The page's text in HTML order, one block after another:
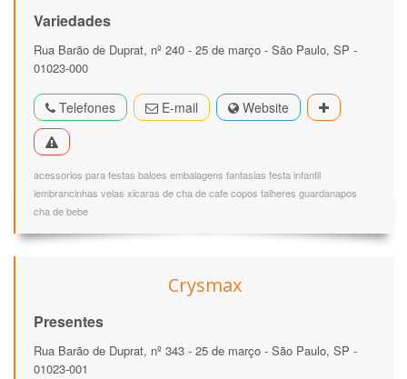
Variedades
Rua Barão de Duprat, nº 240 - 25 de março - São Paulo, SP -
01023-000
Telefones E-mail Website
acessorios para festas baloes embalagens fantasias festa infantil
lembrancinhas velas xicaras de cha de cafe copos talheres guardanapos
cha de bebe
Crysmax
Presentes
Rua Barão de Duprat, nº 343 - 25 de março - São Paulo, SP -
01023-001